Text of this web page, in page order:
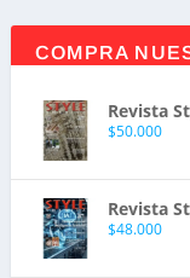
COMPRA
Revista
$50.000
Revista
$48.000